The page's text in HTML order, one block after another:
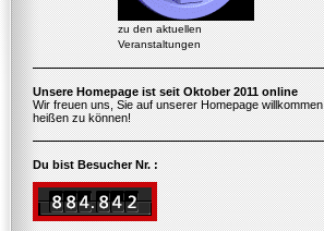
zu den aktuellen
Veranstaltungen
Unsere Homepage ist seit Oktober 2011 online
Wir freuen uns, Sie auf unserer Homepage willkommen
heißen zu können!
Du bist Besucher Nr. :